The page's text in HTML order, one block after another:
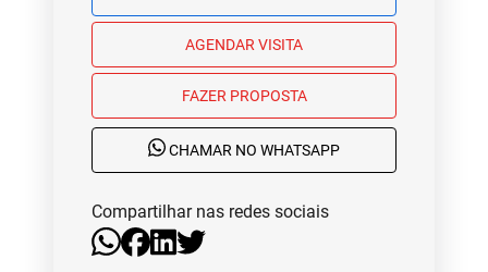
AGENDAR VISITA
FAZER PROPOSTA
CHAMAR NO WHATSAPP
Compartilhar nas redes sociais